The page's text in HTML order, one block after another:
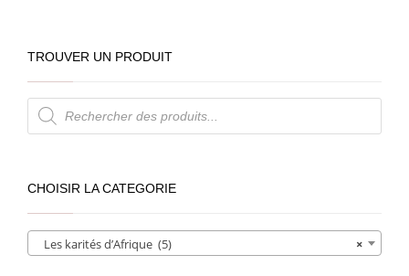
TROUVER UN PRODUIT
Recherche
de
produits
CHOISIR LA CATEGORIE
×
Les karités d’Afrique (5)